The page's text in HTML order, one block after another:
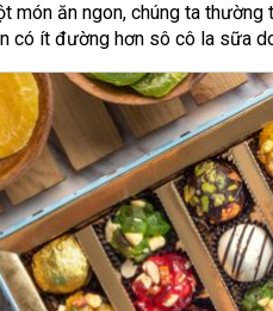
món ăn ngon, chúng ta
có ít đường hơn sô cô la sữa